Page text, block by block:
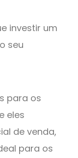
investir um
seu
para os
eles
de venda,
para os